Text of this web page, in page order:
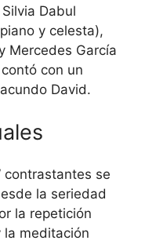
Dabul
y celesta),
Mercedes García
con un
David.
contrastantes se
la seriedad
la repetición
la meditación